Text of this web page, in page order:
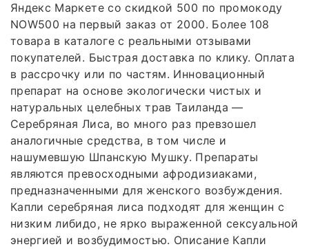
Яндекс Маркете со скидкой 500 по промокоду
NOW500 на первый заказ от 2000. Более 108
товара в каталоге с реальными отзывами
покупателей. Быстрая доставка по клику. Оплата
в рассрочку или по частям. Инновационный
препарат на основе экологически чистых и
натуральных целебных трав Таиланда —
Серебряная Лиса, во много раз превзошел
аналогичные средства, в том числе и
нашумевшую Шпанскую Мушку. Препараты
являются превосходными афродизиаками,
предназначенными для женского возбуждения.
Капли серебряная лиса подходят для женщин с
низким либидо, не ярко выраженной сексуальной
энергией и возбудимостью. Описание Капли